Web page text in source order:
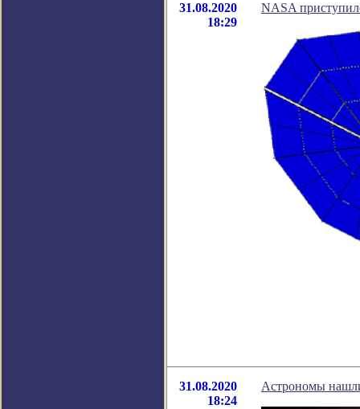
31.08.2020
18:29
NASA
31.08.2020
18:24
Астрономы